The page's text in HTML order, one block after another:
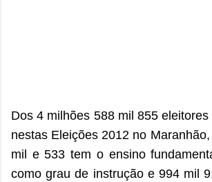
Dos 4 milhões 588 mil 855
nestas Eleições 2012 no
mil e 533 tem o ensino
como grau de instrução e 994 mil